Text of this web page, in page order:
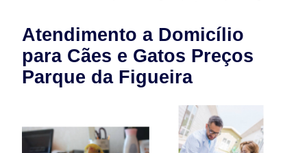
Atendimento a Domicílio
para Cães e Gatos Preços
Parque da Figueira